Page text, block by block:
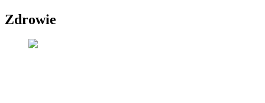
Zdrowie